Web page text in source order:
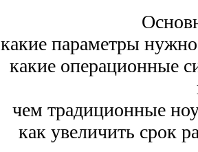
какие параметры
какие операционные
чем традиционные
как увеличить срок